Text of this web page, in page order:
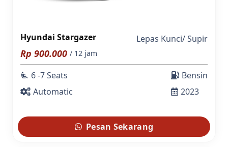
Hyundai Stargazer Lepas Kunci/Supir
Rp 900.000 / 12 jam
airline_seat_recline_extra 6 -7 Seats
Automatic
Bensin
2023
Pesan Sekarang